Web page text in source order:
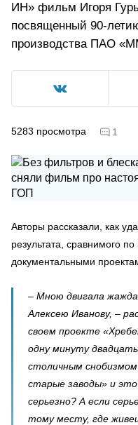
ИН» фильм Игоря
посвященный 90-
производства ПАО
5283 просмотра 1
Авторы рассказали, как
результата, сравнимого
документальными
– Мною двигала
Алексею Иванову, –
своем проекте
одну минуту двадцать
столичным
старые заводы» и
серьезно? А если
тому месту, где